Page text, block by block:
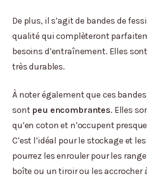
De plus, il s’agit de bandes de
qualité qui complèteront
besoins d’entraînement. Elles
très durables.
À noter également que ces
sont peu encombrantes. Elles
qu’en coton et n’occupent
C’est l’idéal pour le stockage et
pourrez les enrouler pour les
boîte ou un tiroir ou les accrocher